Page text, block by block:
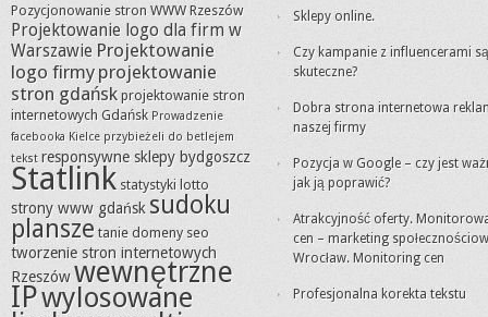
Pozycjonowanie stron WWW Rzeszów
Projektowanie logo dla firm w
Warszawie Projektowanie
logo firmy projektowanie
stron gdańsk projektowanie stron
internetowych Gdańsk Prowadzenie
facebooka Kielce przybieżeli do betlejem
tekst responsywne sklepy bydgoszcz
Statlink statystyki lotto
strony www gdańsk sudoku
plansze tanie domeny seo
tworzenie stron internetowych
Rzeszówwewnętrzne
IPwylosowane
Sklepy online.
Czy kampanie z influencerami są
skuteczne?
Dobra strona internetowa
naszej firmy
Pozycja w Google – czy jest
jak ją poprawić?
Atrakcyjność oferty.
cen – marketing
Wrocław. Monitoring cen
Profesjonalna korekta tekstu